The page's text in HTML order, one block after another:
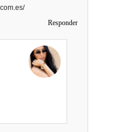
Responder